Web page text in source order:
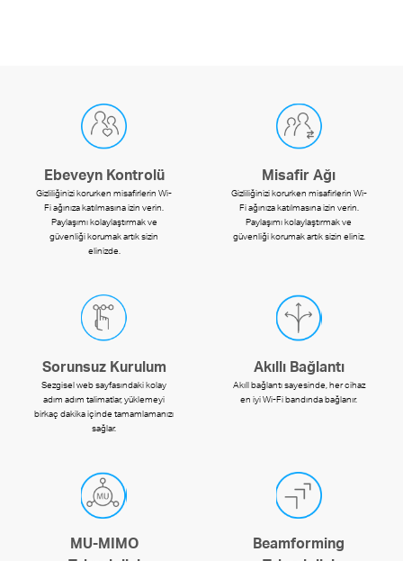
Ebeveyn Kontrolü
Gizliliğinizi korurken misafirlerin Wi-
Fi ağınıza katılmasına izin verin.
Paylaşımı kolaylaştırmak ve
güvenliği korumak artık sizin
elinizde.
Misafir Ağı
Gizliliğinizi korurken misafirlerin Wi-
Fi ağınıza katılmasına izin verin.
Paylaşımı kolaylaştırmak ve
güvenliği korumak artık sizin eliniz.
Sorunsuz Kurulum
Sezgisel web sayfasındaki kolay
adım adım talimatlar, yüklemeyi
birkaç dakika içinde tamamlamanızı
sağlar.
Akıllı Bağlantı
Akıll bağlantı sayesinde, her cihaz
en iyi Wi-Fi bandında bağlanır.
MU-MIMO
Beamforming